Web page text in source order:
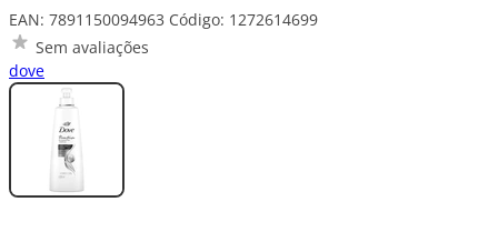
EAN: 7891150094963 Código: 1272614699
Sem avaliações
dove